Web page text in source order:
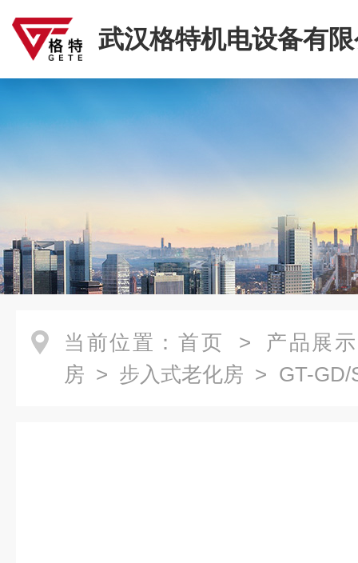
武汉格特机电设备有
当前位置： 首页 > 产品展示
房 > 步入式老化房 > GT-GD/